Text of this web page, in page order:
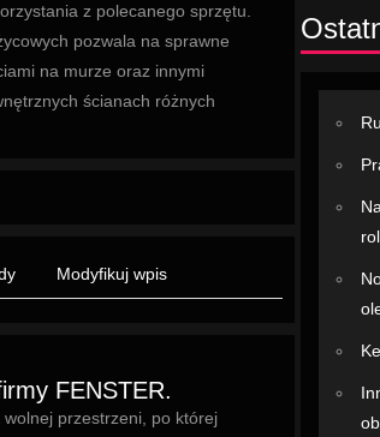
z polecanego sprzętu.
pozwala na sprawne
na murze oraz innymi
ścianach różnych
Modyfikuj wpis
FENSTER.
przestrzeni, po której